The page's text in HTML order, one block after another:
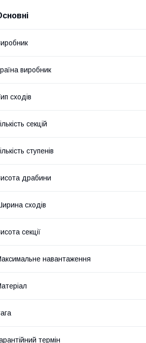
виробник
сходів
секцій
ступенів
драбини
сходів
секції
навантаження
термін